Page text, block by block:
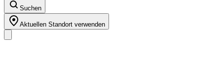
Suchen
Aktuellen Standort verwenden